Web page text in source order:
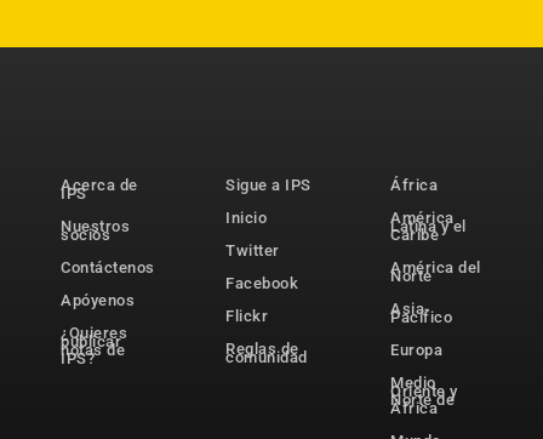
Acerca de
IPS
Nuestros
socios
Contáctenos
Apóyenos
¿Quieres
publicar
notas de
IPS?
Sigue a IPS
Inicio
Twitter
Facebook
Flickr
Reglas de
comunidad
África
América
Latina y el
Caribe
América del
Norte
Asia-
Pacífico
Europa
Medio
Oriente y
Norte de
África